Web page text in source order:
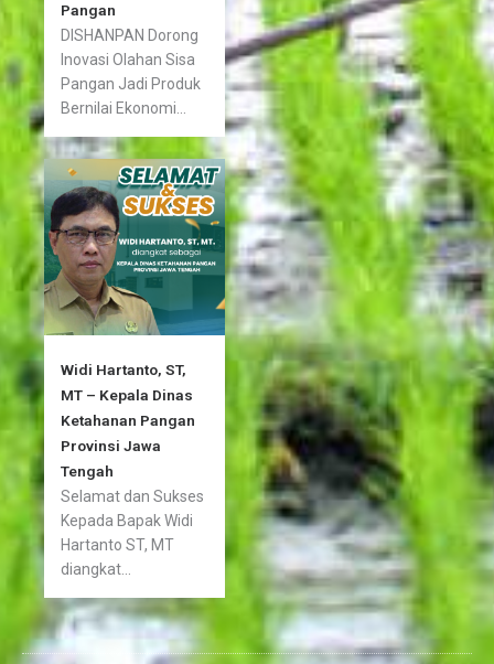
Pangan
DISHANPAN Dorong
Inovasi Olahan Sisa
Pangan Jadi Produk
Bernilai Ekonomi...
Widi Hartanto, ST,
MT – Kepala Dinas
Ketahanan Pangan
Provinsi Jawa
Tengah
Selamat dan Sukses
Kepada Bapak Widi
Hartanto ST, MT
diangkat...